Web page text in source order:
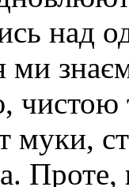
над
ми
чистою
муки,
Проте,